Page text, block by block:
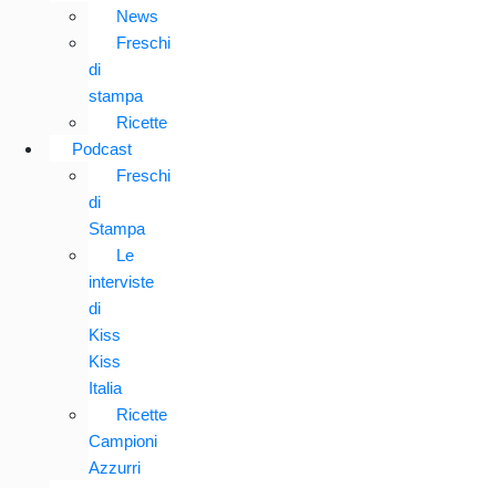
News
Freschi
di
stampa
Ricette
Podcast
Freschi
di
Stampa
Le
interviste
di
Kiss
Kiss
Italia
Ricette
Campioni
Azzurri